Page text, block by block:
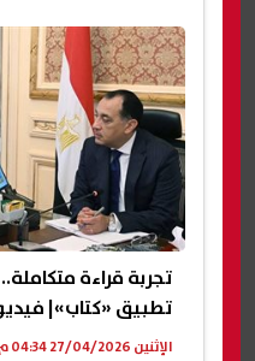
تطبيق «كتاب»|
الإثنين 27/04/2026 04:34 م